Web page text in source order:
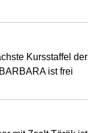
Kursstaffel der
ist frei